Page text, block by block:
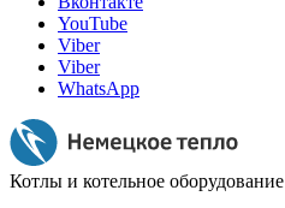
YouTube
Viber
Viber
WhatsApp
Котлы и котельное оборудование